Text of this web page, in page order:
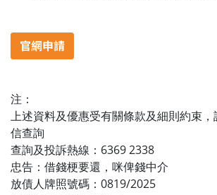
注：
上述資料及優惠受有關條款及細則約束，
信查詢
查詢及投訴熱線：6369 2338
忠告：借錢梗要還，咪俾錢中介
放債人牌照號碼：0819/2025